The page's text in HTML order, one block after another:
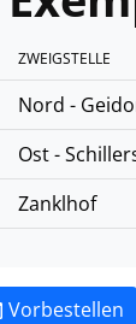
ZWEIGSTELLE
Nord -
Ost -
Zanklhof
Vorbestellen